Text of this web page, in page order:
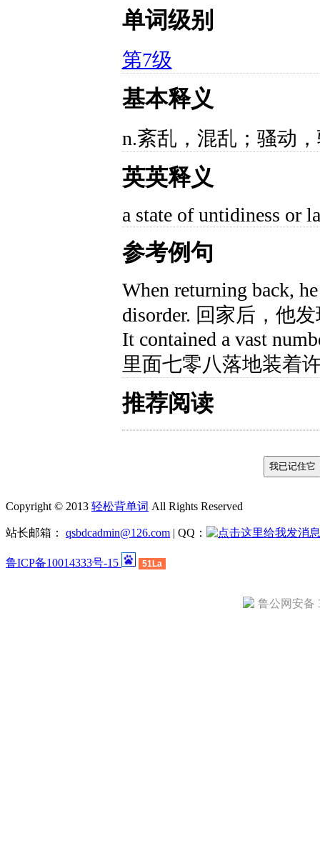
单词级别
第7级
基本释义
n.紊乱，混乱；骚动
英英释义
a state of untidiness or
参考例句
When returning back,
disorder. 回家后，他
It contained a vast
里面七零八落地装着
推荐阅读
Copyright © 2013 轻松背单词 All Rights Reserved
站长邮箱： qsbdcadmin@126.com | QQ：
鲁ICP备10014333号-15 51La
鲁公网安备